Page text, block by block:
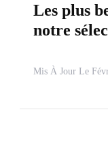
Les plus
notre
Mis À Jour Le